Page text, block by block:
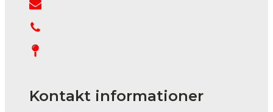
Kontakt informationer